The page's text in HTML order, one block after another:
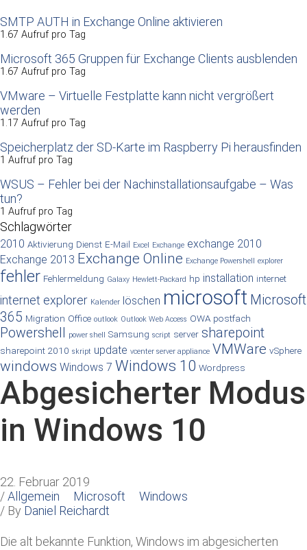
SMTP AUTH in Exchange Online aktivieren
1.67 Aufruf pro Tag
Microsoft 365 Gruppen für Exchange Clients ausblenden
1.67 Aufruf pro Tag
VMware – Virtuelle Festplatte kann nicht vergrößert
werden
1.17 Aufruf pro Tag
Speicherplatz der SD-Karte im Raspberry Pi herausfinden
1 Aufruf pro Tag
WSUS – Fehler bei der Nachinstallationsaufgabe – Was
tun?
1 Aufruf pro Tag
Schlagwörter
2010 Aktivierung Dienst E-Mail Excel Exchange exchange 2010
Exchange 2013 Exchange Online Exchange Powershell explorer
fehler Fehlermeldung Galaxy Hewlett-Packard hp installation internet
internet explorer Kalender löschen microsoft Microsoft
365 Migration Office outlook Outlook Web Access OWA postfach
Powershell power shell Samsung script server sharepoint
sharepoint 2010 skript update vcenter server appliance VMWare vSphere
windows Windows 7 Windows 10 Wordpress
Abgesicherter Modus
in Windows 10
22. Februar 2019
/Allgemein Microsoft
Windows
/ By Daniel Reichardt
Die alt bekannte Funktion, Windows im abgesicherten